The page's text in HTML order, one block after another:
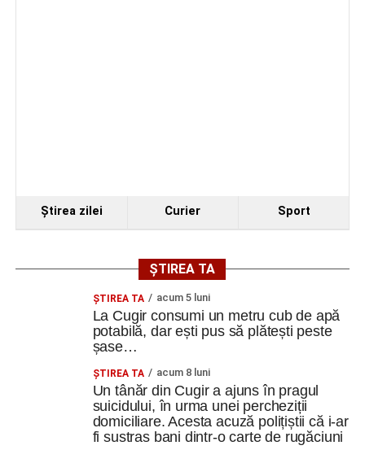
Ştirea zilei Curier Sport
ȘTIREA TA
ȘTIREA TA acum 5 luni
La Cugir consumi un metru cub de apă
potabilă, dar ești pus să plătești peste
șase…
ȘTIREA TA acum 8 luni
Un tânăr din Cugir a ajuns în pragul
suicidului, în urma unei percheziții
domiciliare. Acesta acuză polițiștii că i-ar
fi sustras bani dintr-o carte de rugăciuni